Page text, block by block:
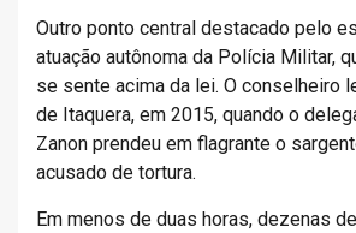
Outro ponto central destacado pelo
atuação autônoma da Polícia Militar,
se sente acima da lei. O conselheiro
de Itaquera, em 2015, quando o
Zanon prendeu em flagrante o
acusado de tortura.
Em menos de duas horas, dezenas